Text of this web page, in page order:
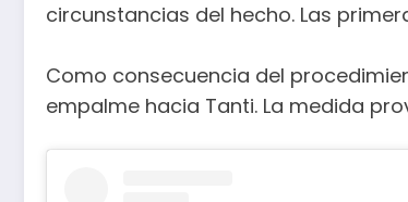
circunstancias del hecho. Las
Como consecuencia del
empalme hacia Tanti. La medida